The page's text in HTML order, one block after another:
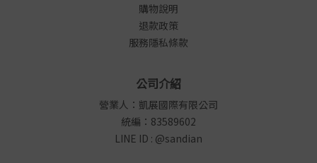
購物說明
退款政策
服務隱私條款
公司介紹
營業人：凱展國際有限公司
統編：83589602
LINE ID : @sandian